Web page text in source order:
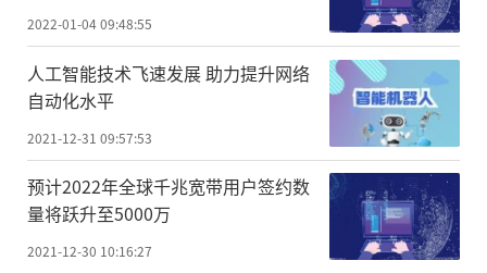
2022-01-04 09:48:55
人工智能技术飞速发展 助力提升网络
自动化水平
2021-12-31 09:57:53
预计2022年全球千兆宽带用户签约数
量将跃升至5000万
2021-12-30 10:16:27